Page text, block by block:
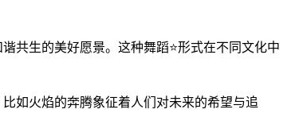
共生的美好愿景。这种舞蹈⭐形式在不同文化中
如火焰的奔腾象征着人们对未来的希望与追